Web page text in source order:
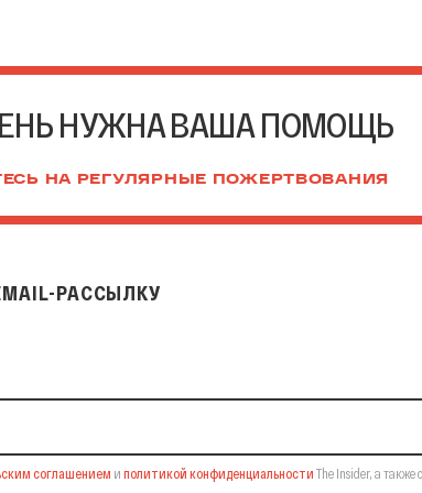
НУЖНА ВАША ПОМОЩЬ
НА РЕГУЛЯРНЫЕ ПОЖЕРТВОВАНИЯ
РАССЫЛКУ
соглашением и политикой конфиденциальности The Insider, а также